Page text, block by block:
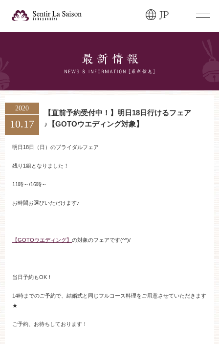
JP
0120-166-088
ご成約済み・ご列席のお客様
その他のお問い合わせ
0258-66-3155
資料請求
お問い合わせ
2020
10.17
【直前予約受付中！】明日18日行けるフェア
♪【GOTOウエディング対象】
明日18日（日）のブライダルフェア
残り1組となりました！
11時～/16時～
お時間お選びいただけます♪
【GOTOウエディング】 の対象のフェアです(^^)/
当日予約もOK！
14時までのご予約で、結婚式と同じフルコース料理をご用意させていただきます
★
ご予約、お待ちしております！